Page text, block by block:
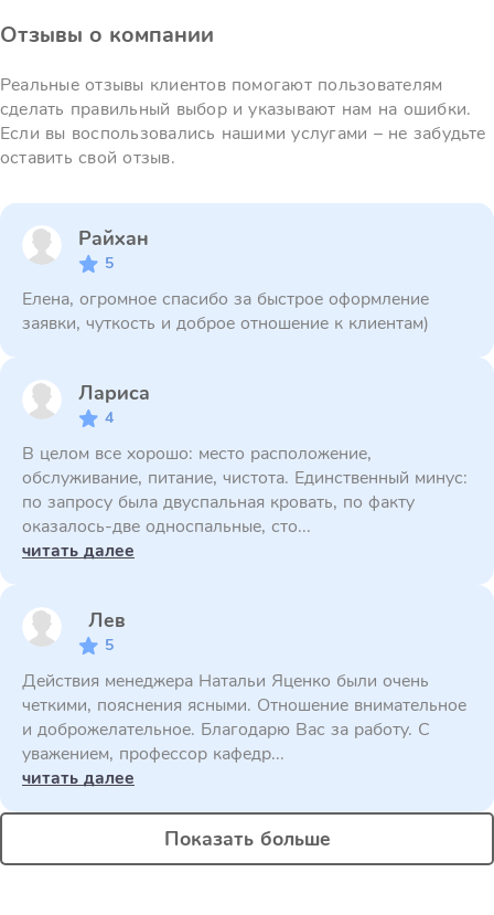
Отзывы о компании
Реальные отзывы клиентов помогают пользователям
сделать правильный выбор и указывают нам на ошибки.
Если вы воспользовались нашими услугами – не забудьте
оставить свой отзыв.
Райхан
5
Елена, огромное спасибо за быстрое оформление
заявки, чуткость и доброе отношение к клиентам)
Лариса
4
В целом все хорошо: место расположение,
обслуживание, питание, чистота. Единственный минус:
по запросу была двуспальная кровать, по факту
оказалось-две односпальные, сто...
читать далее
Лев
5
Действия менеджера Натальи Яценко были очень
четкими, пояснения ясными. Отношение внимательное
и доброжелательное. Благодарю Вас за работу. С
уважением, профессор кафедр...
читать далее
Показать больше